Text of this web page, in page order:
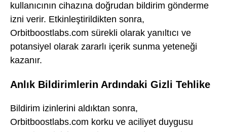
kullanıcının cihazına doğrudan bildirim gönderme
izni verir. Etkinleştirildikten sonra,
Orbitboostlabs.com sürekli olarak yanıltıcı ve
potansiyel olarak zararlı içerik sunma yeteneği
kazanır.
Anlık Bildirimlerin Ardındaki Gizli Tehlike
Bildirim izinlerini aldıktan sonra,
Orbitboostlabs.com korku ve aciliyet duygusu